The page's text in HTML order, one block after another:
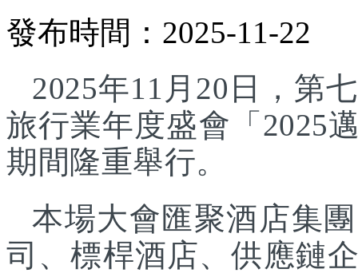
發布時間：2025-11-22
2025年11月20日，第
旅行業年度盛會「2025
期間隆重舉行。
本場大會匯聚酒店集
司、標桿酒店、供應鏈